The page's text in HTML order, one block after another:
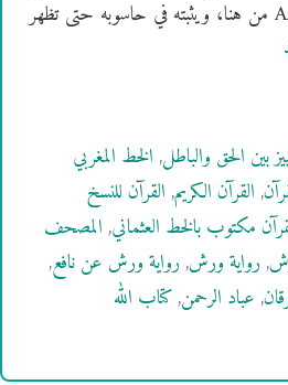
AALMAGHRIBIv4.9.otf من هنا، ويثبته في حاسوبه حتى تظهر
بين الحق والباطل,الخط المغربي
,القرآن الكريم,القرآن للنسخ
مكتوب بالخط العثماني,المصحف
,رواية ورش,رواية ورش عن نافع,
,عباد الرحمن,كتاب الله